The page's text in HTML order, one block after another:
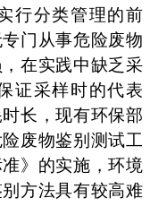
行分类管理的前
门从事危险废物
在实践中缺乏采
证采样时的代表
长，现有环保部
废物鉴别测试工
》的实施，环境
方法具有较高难